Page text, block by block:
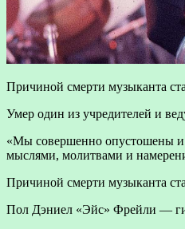
Причиной смерти музыканта
Умер один из учредителей и
«Мы совершенно опустошены и
мыслями, молитвами и
Причиной смерти музыканта
Пол Дэниел «Эйс» Фрейли —